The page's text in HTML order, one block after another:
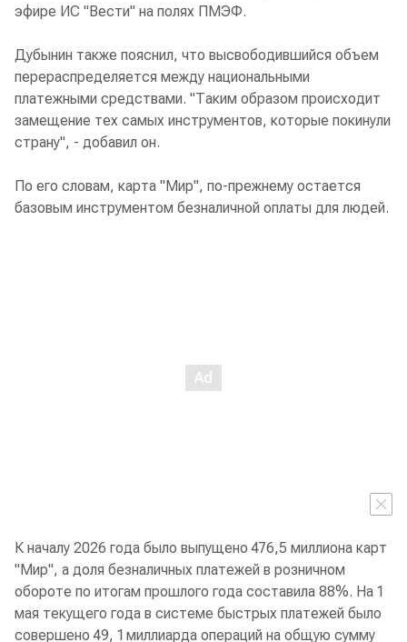
эфире ИС "Вести" на полях ПМЭФ.
Дубынин также пояснил, что высвободившийся объем
перераспределяется между национальными
платежными средствами. "Таким образом происходит
замещение тех самых инструментов, которые покинули
страну", - добавил он.
По его словам, карта "Мир", по-прежнему остается
базовым инструментом безналичной оплаты для людей.
К началу 2026 года было выпущено 476,5 миллиона карт
"Мир", а доля безналичных платежей в розничном
обороте по итогам прошлого года составила 88%. На 1
мая текущего года в системе быстрых платежей было
совершено 49, 1 миллиарда операций на общую сумму